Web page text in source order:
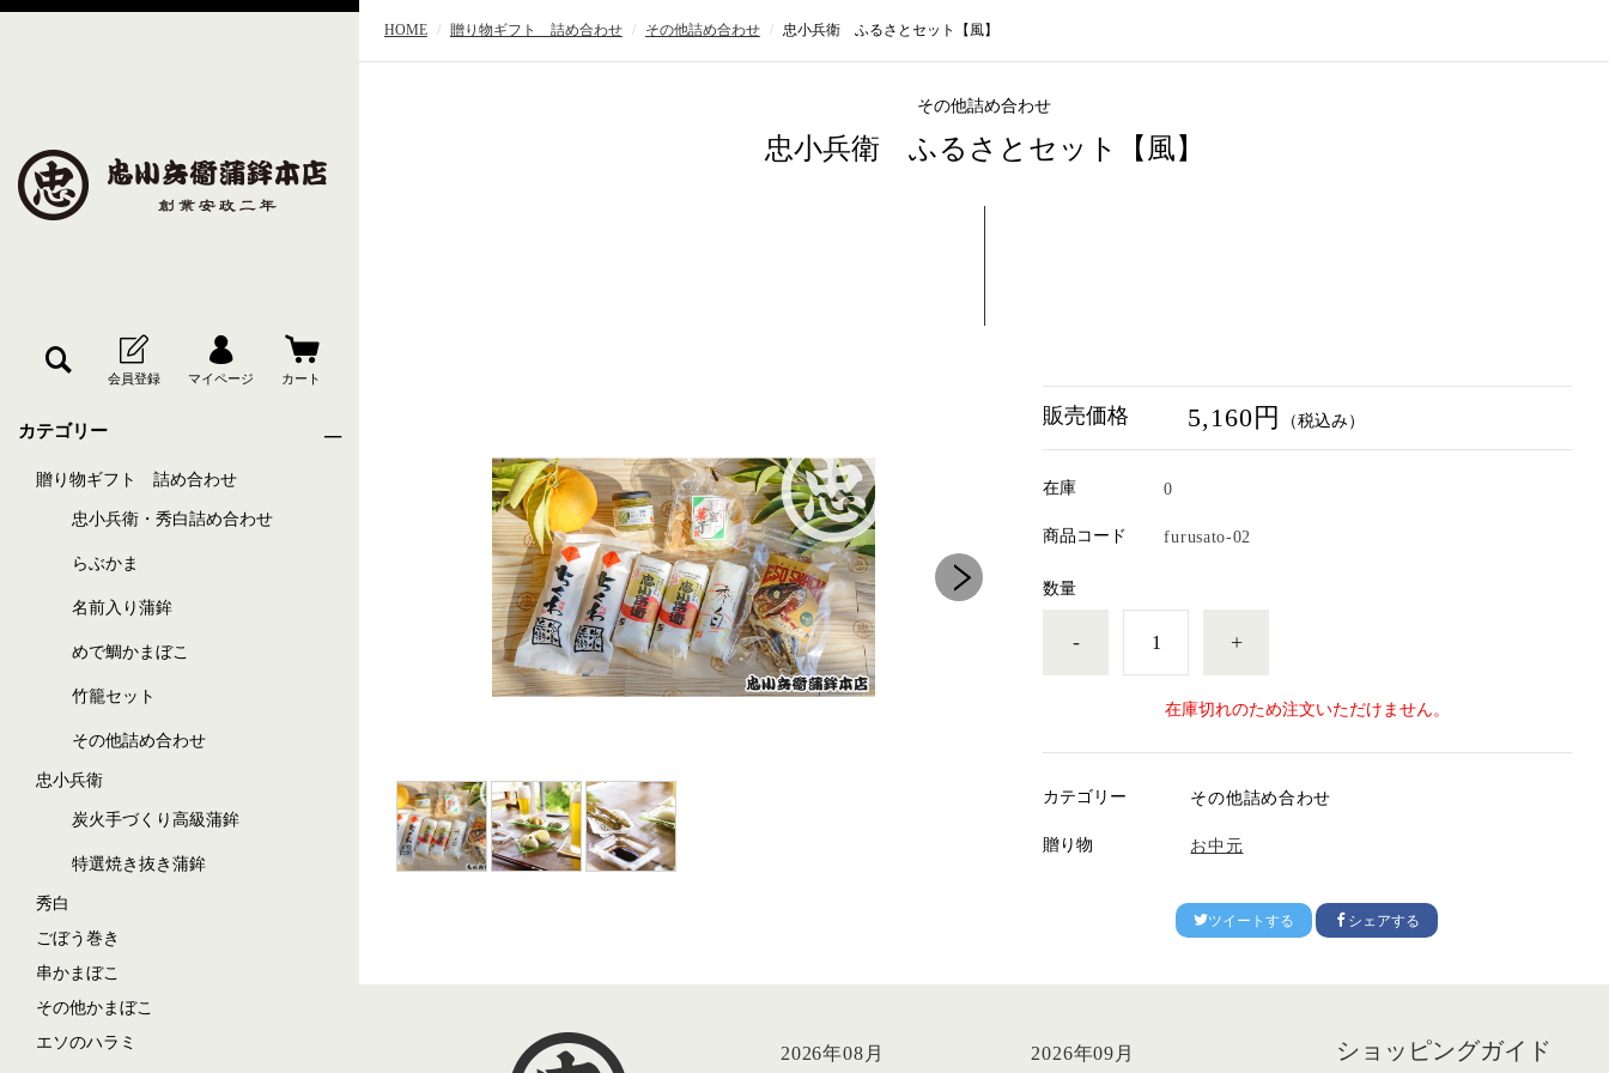
カテゴリー
贈り物ギフト 詰め合わせ
忠小兵衛・秀白詰め合わせ
らぶかま
名前入り蒲鉾
めで鯛かまぼこ
竹籠セット
その他詰め合わせ
忠小兵衛
炭火手づくり高級蒲鉾
特選焼き抜き蒲鉾
秀白
ごぼう巻き
串かまぼこ
その他かまぼこ
エソのハラミ
HOME 贈り物ギフト 詰め合わせ その他詰め合わせ 忠小兵衛 ふるさとセット【風】
その他詰め合わせ
忠小兵衛 ふるさとセット【風】
販売価格 5,160円 （税込み）
在庫 0
商品コード furusato-02
数量
- +
在庫切れのため注文いただけません。
カテゴリー その他詰め合わせ
贈り物 お中元
ツイートする シェアする
2026年08月 2026年09月 ショッピングガイド